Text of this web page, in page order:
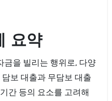
요약
금을 빌리는 행위로, 다양
보 대출과 무담보 대출
간 등의 요소를 고려해